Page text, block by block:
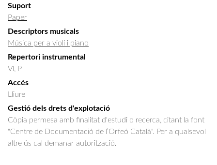
Suport
Paper
Descriptors musicals
Música per a violí i piano
Repertori instrumental
Vl, P
Accés
Lliure
Gestió dels drets d'explotació
Còpia permesa amb finalitat d'estudi o recerca, citant la font
"Centre de Documentació de l’Orfeó Català". Per a qualsevol
altre ús cal demanar autorització.